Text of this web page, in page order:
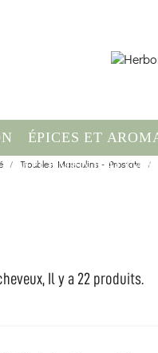
ÉPICES ET
Troubles Masculins - Prostate
Il y a 22 produits.